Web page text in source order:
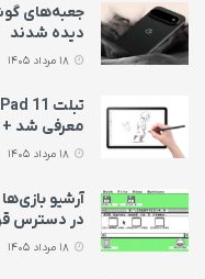
دیده شدند
معرفی شد +
آرشیو
در دسترس